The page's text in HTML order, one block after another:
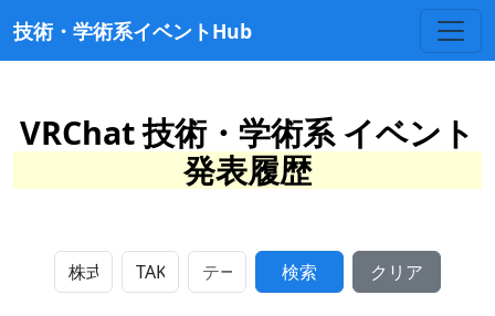
技術・学術系イベントHub
VRChat 技術・学術系 イベント
発表履歴
検索 クリア